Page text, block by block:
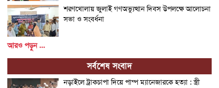
শরণখোলায় জুলাই গণঅভ্যুত্থান দিবস উপলক্ষে আলোচনা
সভা ও সংবর্ধনা
আরও পড়ুন ...
সর্বশেষ সংবাদ
নড়াইলে ট্রাকচাপা দিয়ে পাম্প ম্যানেজারকে হত্যা : স্ত্রী